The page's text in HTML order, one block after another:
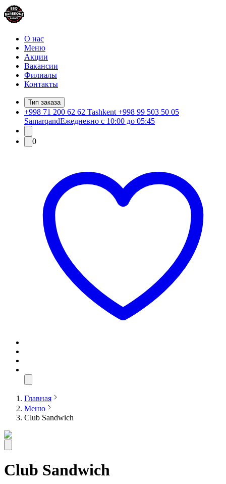
О нас
Меню
Акции
Вакансии
Филиалы
Контакты
Тип заказа
+998 71 200 62 62 Tashkent +998 99 503 50 05
SamarqandЕжедневно с 10:00 до 05:45
0
Главная
Меню
Club Sandwich
Club Sandwich